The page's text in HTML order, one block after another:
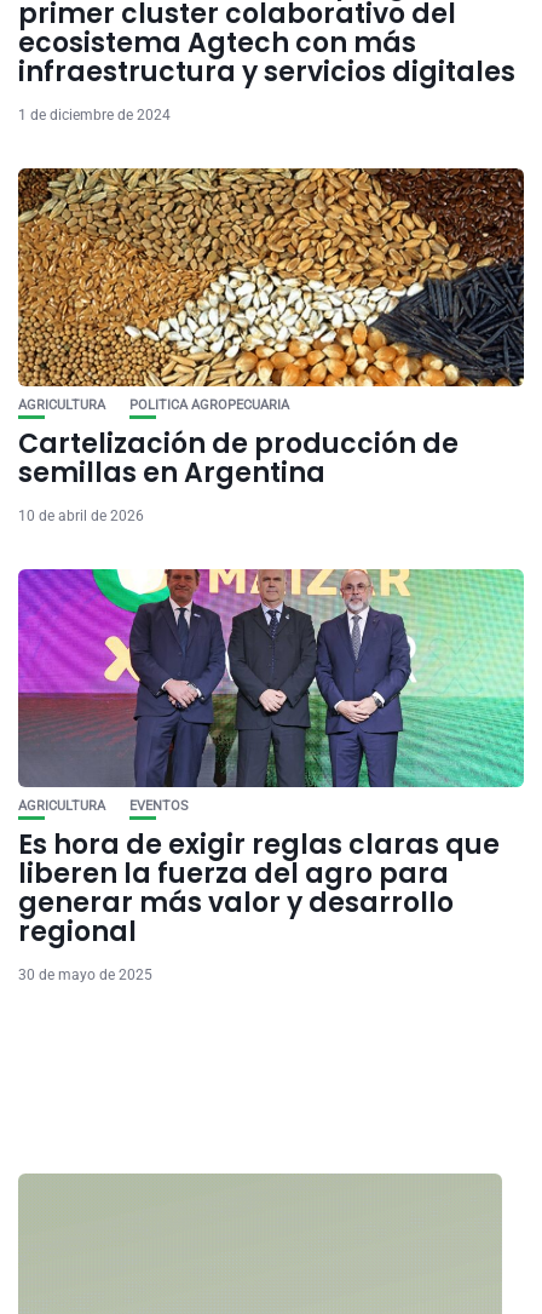
primer cluster colaborativo del
ecosistema Agtech con más
infraestructura y servicios digitales
1 de diciembre de 2024
AGRICULTURA POLITICA AGROPECUARIA
Cartelización de producción de
semillas en Argentina
10 de abril de 2026
AGRICULTURA EVENTOS
Es hora de exigir reglas claras que
liberen la fuerza del agro para
generar más valor y desarrollo
regional
30 de mayo de 2025